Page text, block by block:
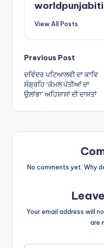
p
View All Posts
Post
navigation
Previous Post
ਦਵਿੰਦਰ ਪਟਿਆਲਵੀ ਦਾ ਕਾਵਿ
ਸੰਗ੍ਰਹਿ ‘ਕੋਮਲ ਪੱਤੀਆਂ ਦਾ
ਉਲਾਂਭਾ’ ਅਹਿਸਾਸਾਂ ਦੀ ਦਾਸਤਾਂ
No comments yet. Why
Your email address will
are